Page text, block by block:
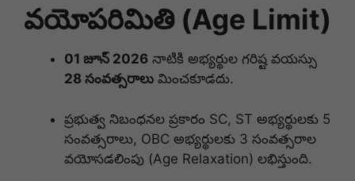
వయోపరిమితి (Age Limit)
01 జూన్ 2026 నాటికి అభ్యర్థుల గరిష్ట వయస్సు
28 సంవత్సరాలు మించకూడదు.
ప్రభుత్వ నిబంధనల ప్రకారం SC, ST అభ్యర్థులకు 5
సంవత్సరాలు, OBC అభ్యర్థులకు 3 సంవత్సరాల
వయోసడలింపు (Age Relaxation) లభిస్తుంది.